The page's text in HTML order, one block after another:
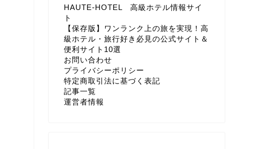
HAUTE-HOTEL 高級ホテル情報サイ
ト
【保存版】ワンランク上の旅を実現！高
級ホテル・旅行好き必見の公式サイト＆
便利サイト10選
お問い合わせ
プライバシーポリシー
特定商取引法に基づく表記
記事一覧
運営者情報